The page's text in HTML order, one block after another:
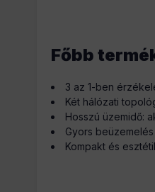
Főbb
3 az 1-ben
Két hálózati
Hosszú üzemidő:
Gyors
Kompakt és